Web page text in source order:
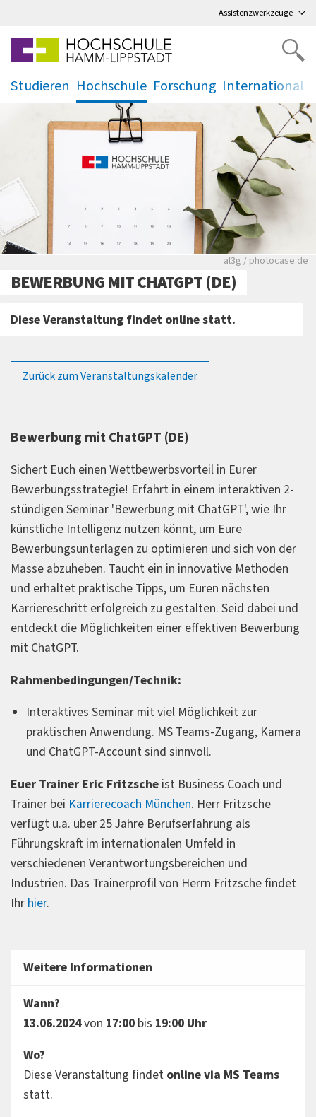
Assistenzwerkzeuge
Studieren Hochschule
.
Forschung
.
Rote leere
al3g / photocase.de
BEWERBUNG MIT CHATGPT (DE)
Diese Veranstaltung findet online statt.
Zurück zum Veranstaltungskalender
Bewerbung mit ChatGPT (DE)
Sichert Euch einen Wettbewerbsvorteil in Eurer
Bewerbungsstrategie! Erfahrt in einem interaktiven 2-
stündigen Seminar 'Bewerbung mit ChatGPT', wie Ihr
künstliche Intelligenz nutzen könnt, um Eure
Bewerbungsunterlagen zu optimieren und sich von der
Masse abzuheben. Taucht ein in innovative Methoden
und erhaltet praktische Tipps, um Euren nächsten
Karriereschritt erfolgreich zu gestalten. Seid dabei und
entdeckt die Möglichkeiten einer effektiven Bewerbung
mit ChatGPT.
Rahmenbedingungen/Technik:
Interaktives Seminar mit viel Möglichkeit zur
praktischen Anwendung. MS Teams-Zugang, Kamera
und ChatGPT-Account sind sinnvoll.
Euer Trainer Eric Fritzsche ist Business Coach und
Trainer bei Karrierecoach München. Herr Fritzsche
verfügt u.a. über 25 Jahre Berufserfahrung als
Führungskraft im internationalen Umfeld in
verschiedenen Verantwortungsbereichen und
Industrien. Das Trainerprofil von Herrn Fritzsche findet
Ihr hier.
Weitere Informationen
Wann?
13.06.2024von 17:00bis 19:00 Uhr
Wo?
Diese Veranstaltung findet online via MS Teams
statt.